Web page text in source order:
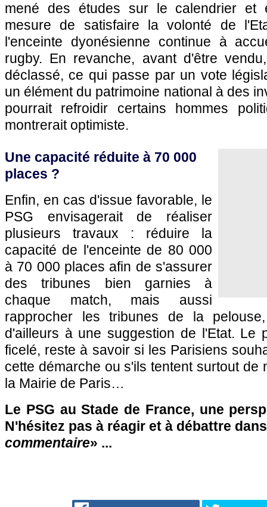
mené des études sur le calendrier et
mesure de satisfaire la volonté de
l'enceinte dyonésienne continue à
rugby. En revanche, avant d'être
déclassé, ce qui passe par un vote
un élément du patrimoine national à des
pourrait refroidir certains hommes
montrerait optimiste.
Une capacité réduite à 70 000
places ?
Enfin, en cas d'issue favorable, le
PSG envisagerait de réaliser
plusieurs travaux : réduire la
capacité de l'enceinte de 80 000
à 70 000 places afin de s'assurer
des tribunes bien garnies à
chaque match, mais aussi
rapprocher les tribunes de la
d'ailleurs à une suggestion de l'Etat. Le
ficelé, reste à savoir si les Parisiens
cette démarche ou s'ils tentent surtout de
la Mairie de Paris…
Le PSG au Stade de France, une
N'hésitez pas à réagir et à débattre
commentaire» ...